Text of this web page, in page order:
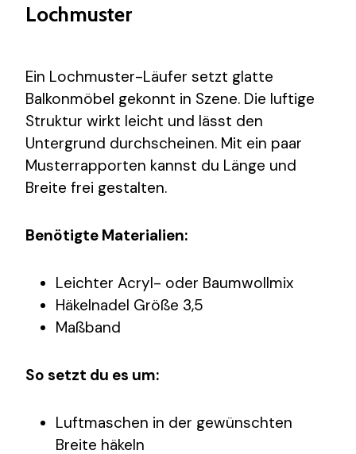
Lochmuster
Ein Lochmuster-Läufer setzt glatte
Balkonmöbel gekonnt in Szene. Die luftige
Struktur wirkt leicht und lässt den
Untergrund durchscheinen. Mit ein paar
Musterrapporten kannst du Länge und
Breite frei gestalten.
Benötigte Materialien:
Leichter Acryl- oder Baumwollmix
Häkelnadel Größe 3,5
Maßband
So setzt du es um:
Luftmaschen in der gewünschten
Breite häkeln